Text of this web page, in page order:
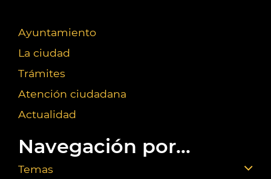
Ayuntamiento
La ciudad
Trámites
Atención ciudadana
Actualidad
Navegación por...
Temas